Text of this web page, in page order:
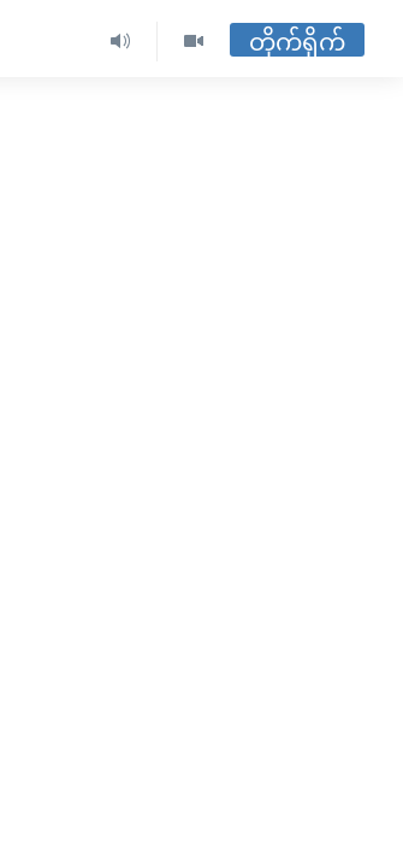
တိုက်ရိုက်